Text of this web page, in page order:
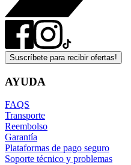
Suscríbete para recibir ofertas!
AYUDA
FAQS
Transporte
Reembolso
Garantía
Plataformas de pago seguro
Soporte técnico y problemas